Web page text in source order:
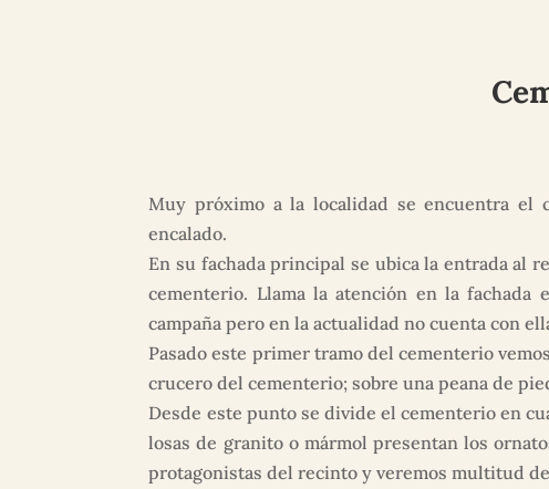
Muy próximo a la localidad se encuentra el
encalado.
En su fachada principal se ubica la entrada al
cementerio. Llama la atención en la fachada
campaña pero en la actualidad no cuenta con
Pasado este primer tramo del cementerio
crucero del cementerio; sobre una peana de
Desde este punto se divide el cementerio en
losas de granito o mármol presentan los
protagonistas del recinto y veremos multitud